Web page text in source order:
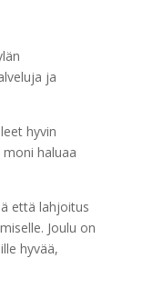
ja
hyvin
haluaa
että lahjoitus
Joulu on
hyvää,